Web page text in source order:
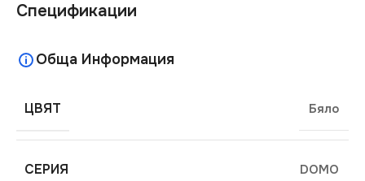
Спецификации
Обща Информация
ЦВЯТ Бяло
СЕРИЯ DOMO